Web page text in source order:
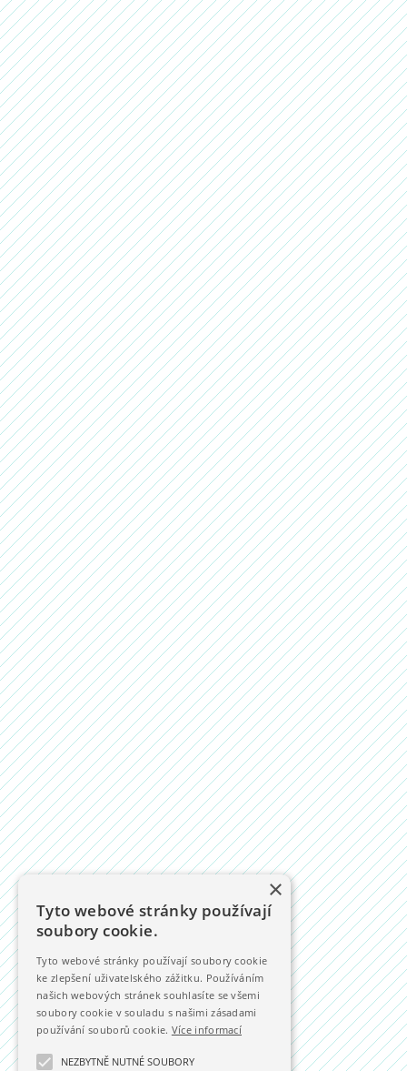
×
Tyto webové stránky používají
soubory cookie.
Tyto webové stránky používají soubory cookie
ke zlepšení uživatelského zážitku. Používáním
našich webových stránek souhlasíte se všemi
soubory cookie v souladu s našimi zásadami
používání souborů cookie. Více informací
NEZBYTNĚ NUTNÉ SOUBORY